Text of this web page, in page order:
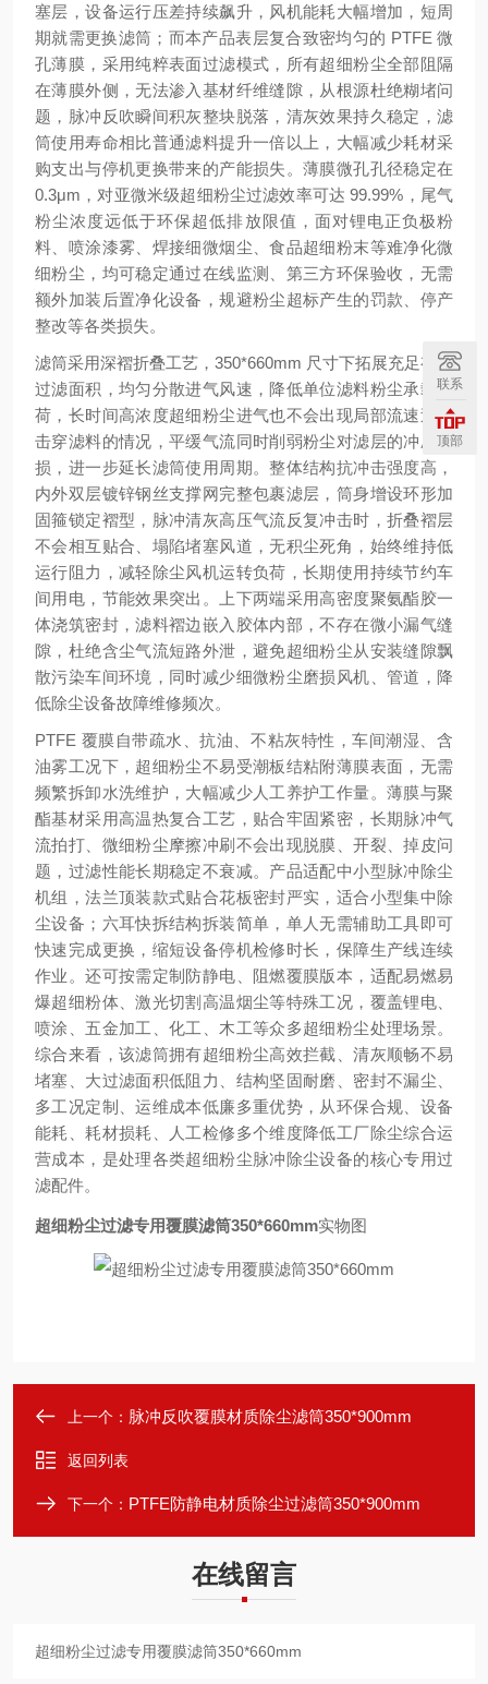
塞层，设备运行压差持续飙升，风机能耗大幅增加，短周
期就需更换滤筒；而本产品表层复合致密均匀的 PTFE 微
孔薄膜，采用纯粹表面过滤模式，所有超细粉尘全部阻隔
在薄膜外侧，无法渗入基材纤维缝隙，从根源杜绝糊堵问
题，脉冲反吹瞬间积灰整块脱落，清灰效果持久稳定，滤
筒使用寿命相比普通滤料提升一倍以上，大幅减少耗材采
购支出与停机更换带来的产能损失。薄膜微孔孔径稳定在
0.3μm，对亚微米级超细粉尘过滤效率可达 99.99%，尾气
粉尘浓度远低于环保超低排放限值，面对锂电正负极粉
料、喷涂漆雾、焊接细微烟尘、食品超细粉末等难净化微
细粉尘，均可稳定通过在线监测、第三方环保验收，无需
额外加装后置净化设备，规避粉尘超标产生的罚款、停产
整改等各类损失。
滤筒采用深褶折叠工艺，350*660mm 尺寸下拓展充足有效
过滤面积，均匀分散进气风速，降低单位滤料粉尘承载负
荷，长时间高浓度超细粉尘进气也不会出现局部流速过高
击穿滤料的情况，平缓气流同时削弱粉尘对滤层的冲刷磨
损，进一步延长滤筒使用周期。整体结构抗冲击强度高，
内外双层镀锌钢丝支撑网完整包裹滤层，筒身增设环形加
固箍锁定褶型，脉冲清灰高压气流反复冲击时，折叠褶层
不会相互贴合、塌陷堵塞风道，无积尘死角，始终维持低
运行阻力，减轻除尘风机运转负荷，长期使用持续节约车
间用电，节能效果突出。上下两端采用高密度聚氨酯胶一
体浇筑密封，滤料褶边嵌入胶体内部，不存在微小漏气缝
隙，杜绝含尘气流短路外泄，避免超细粉尘从安装缝隙飘
散污染车间环境，同时减少细微粉尘磨损风机、管道，降
低除尘设备故障维修频次。
PTFE 覆膜自带疏水、抗油、不粘灰特性，车间潮湿、含
油雾工况下，超细粉尘不易受潮板结粘附薄膜表面，无需
频繁拆卸水洗维护，大幅减少人工养护工作量。薄膜与聚
酯基材采用高温热复合工艺，贴合牢固紧密，长期脉冲气
流拍打、微细粉尘摩擦冲刷不会出现脱膜、开裂、掉皮问
题，过滤性能长期稳定不衰减。产品适配中小型脉冲除尘
机组，法兰顶装款式贴合花板密封严实，适合小型集中除
尘设备；六耳快拆结构拆装简单，单人无需辅助工具即可
快速完成更换，缩短设备停机检修时长，保障生产线连续
作业。还可按需定制防静电、阻燃覆膜版本，适配易燃易
爆超细粉体、激光切割高温烟尘等特殊工况，覆盖锂电、
喷涂、五金加工、化工、木工等众多超细粉尘处理场景。
综合来看，该滤筒拥有超细粉尘高效拦截、清灰顺畅不易
堵塞、大过滤面积低阻力、结构坚固耐磨、密封不漏尘、
多工况定制、运维成本低廉多重优势，从环保合规、设备
能耗、耗材损耗、人工检修多个维度降低工厂除尘综合运
营成本，是处理各类超细粉尘脉冲除尘设备的核心专用过
滤配件。
超细粉尘过滤专用覆膜滤筒350*660mm实物图
上一个： 脉冲反吹覆膜材质除尘滤筒350*900mm
返回列表
下一个： PTFE防静电材质除尘过滤筒350*900mm
在线留言
联系
顶部